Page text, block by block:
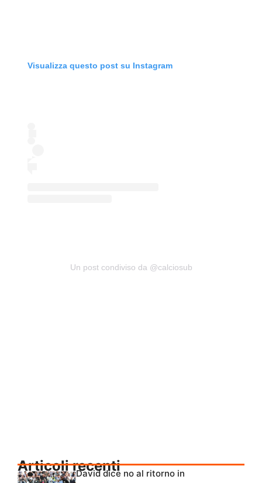
Visualizza questo post su Instagram
Un post condiviso da @calciosub
Articoli recentiDavid dice no al ritorno in